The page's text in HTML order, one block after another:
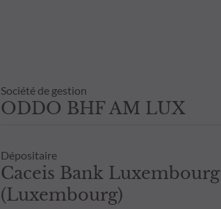
Société de gestion
ODDO BHF AM LUX
Dépositaire
Caceis Bank Luxembourg
(Luxembourg)